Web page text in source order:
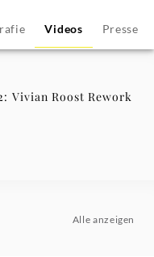
Videos
Vivian Roost Rework
Alle anzeigen